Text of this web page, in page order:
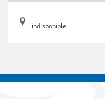
indisponible